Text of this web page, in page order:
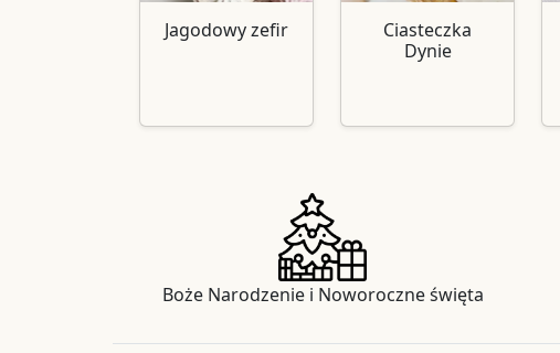
Jagodowy zefir
Ciasteczka
Dynie
Boże Narodzenie i Noworoczne święta